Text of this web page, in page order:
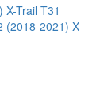
X-Trail T31
(2018-2021) X-